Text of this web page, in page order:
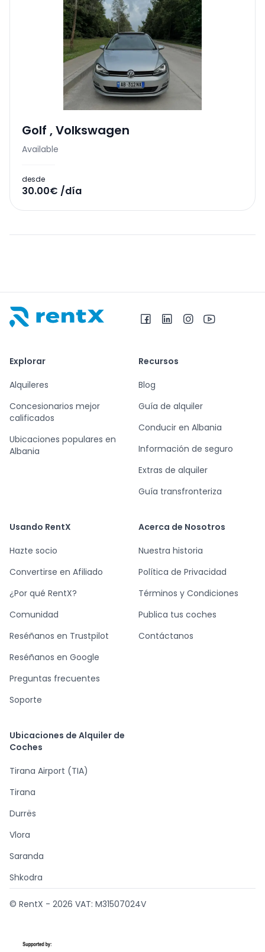
Golf ,Volkswagen
Available
desde
30.00€ /día
Explorar
Alquileres
Concesionarios mejor
calificados
Ubicaciones populares en
Albania
Recursos
Blog
Guía de alquiler
Conducir en Albania
Información de seguro
Extras de alquiler
Guía transfronteriza
Usando RentX
Hazte socio
Convertirse en Afiliado
¿Por qué RentX?
Comunidad
Reséñanos en Trustpilot
Reséñanos en Google
Preguntas frecuentes
Soporte
Acerca de Nosotros
Nuestra historia
Política de Privacidad
Términos y Condiciones
Publica tus coches
Contáctanos
Ubicaciones de Alquiler de
Coches
Tirana Airport (TIA)
Tirana
Durrës
Vlora
Saranda
Shkodra
© RentX - 2026 VAT: M31507024V